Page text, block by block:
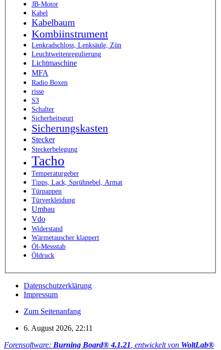
JB-Motor
Kabel
Kabelbaum
Kombiinstrument
Lenkradschloss, Lenksäule, Zün
Leuchtweitenregulierung
Lichtmaschine
MFA
Radio Boxen
risse
S3
Schalter
Sicherheitsgurt
Sicherungskasten
Stecker
Steckerbelegung
Tacho
Temperaturgeber
Tipps, Lack, Sprühnebel, Armat
Türpappen
Türverkleidung
Umbau
Vdo
Widerstand
Wärmetauscher klappert
Öl-Messstab
Öldruck
Datenschutzerklärung
Impressum
Zum Seitenanfang
6. August 2026, 22:11
Forensoftware: Burning Board® 4.1.21 , entwickelt von WoltLab®